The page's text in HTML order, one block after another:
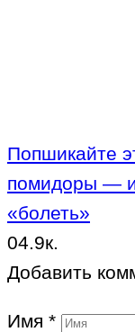
Попшикайте
помидоры — и
«болеть»
04.9к.
Добавить
Имя *